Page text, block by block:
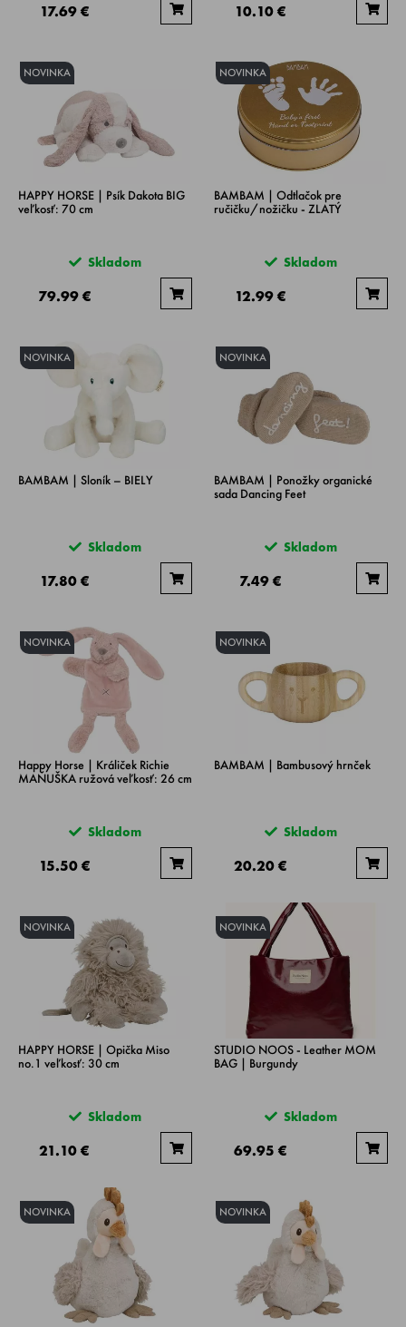
17.69 € 10.10 €
NOVINKA
HAPPY HORSE | Psík Dakota BIG
veľkosť: 70 cm
Skladom
79.99 €
NOVINKA
BAMBAM | Odtlačok pre
ručičku/nožičku - ZLATÝ
Skladom
12.99 €
NOVINKA
BAMBAM | Sloník – BIELY
Skladom
17.80 €
NOVINKA
BAMBAM | Ponožky organické
sada Dancing Feet
Skladom
7.49 €
NOVINKA
Happy Horse | Králiček Richie
MAŇUŠKA ružová veľkosť: 26 cm
Skladom
15.50 €
NOVINKA
BAMBAM | Bambusový hrnček
Skladom
20.20 €
NOVINKA
HAPPY HORSE | Opička Miso
no.1 veľkosť: 30 cm
Skladom
21.10 €
NOVINKA
STUDIO NOOS - Leather MOM
BAG | Burgundy
Skladom
69.95 €
NOVINKA NOVINKA